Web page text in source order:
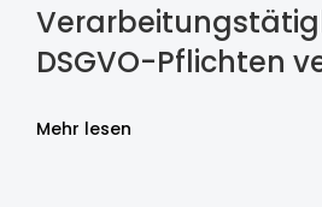
DSGVO-Pflichten
Mehr lesen